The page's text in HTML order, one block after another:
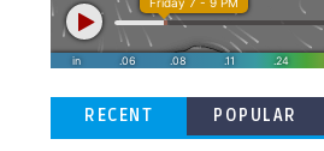
RECENT POPULAR